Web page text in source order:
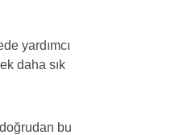
yardımcı
daha sık
bu